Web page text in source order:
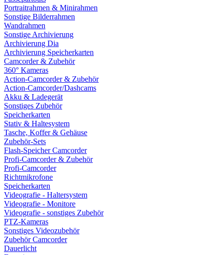
Portraitrahmen & Minirahmen
Sonstige Bilderrahmen
Wandrahmen
Sonstige Archivierung
Archivierung Dia
Archivierung Speicherkarten
Camcorder & Zubehör
360° Kameras
Action-Camcorder & Zubehör
Action-Camcorder/Dashcams
Akku & Ladegerät
Sonstiges Zubehör
Speicherkarten
Stativ & Haltesystem
Tasche, Koffer & Gehäuse
Zubehör-Sets
Flash-Speicher Camcorder
Profi-Camcorder & Zubehör
Profi-Camcorder
Richtmikrofone
Speicherkarten
Videografie - Haltersystem
Videografie - Monitore
Videografie - sonstiges Zubehör
PTZ-Kameras
Sonstiges Videozubehör
Zubehör Camcorder
Dauerlicht